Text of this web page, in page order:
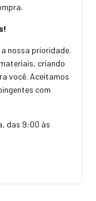
nossa prioridade.
criando
você. Aceitamos
com
das 9:00 às